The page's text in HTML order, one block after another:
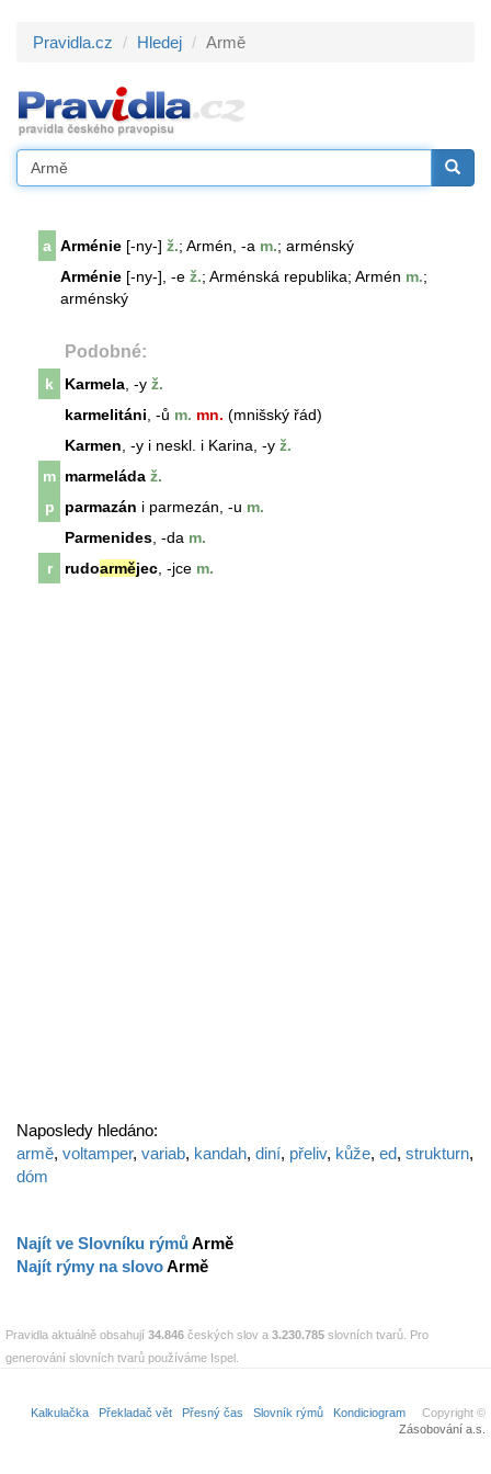
Pravidla.cz Hledej Armě
a Arménie [-ny-] ž.; Armén, -a m.; arménský
Arménie [-ny-], -e ž.; Arménská republika; Armén m.;
arménský
Podobné:
k Karmela , -y ž.
karmelitáni , -ů m. mn. (mnišský řád)
Karmen , -y i neskl. i Karina, -y ž.
m marmeláda ž.
p
parmazán i parmezán, -u m.
Parmenides , -da m.
r
rudoarmějec , -jce m.
Naposledy hledáno:
armě, voltamper, variab, kandah, diní, přeliv, kůže, ed, strukturn,
dóm
Najít ve Slovníku rýmůArmě
Najít rýmy na slovoArmě
Pravidla aktuálně obsahují 34.846 českých slov a 3.230.785 slovních tvarů. Pro
generování slovních tvarů používáme Ispel.
Kalkulačka Překladač vět Přesný čas Slovník rýmů Kondiciogram Copyright ©
Zásobování a.s.